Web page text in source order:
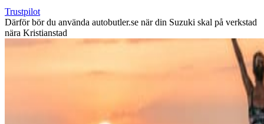
Trustpilot
Därför bör du använda autobutler.se när din Suzuki skal på verkstad
nära Kristianstad